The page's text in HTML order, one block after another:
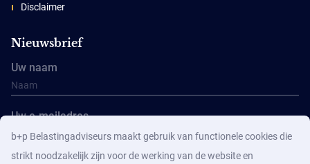
Disclaimer
Nieuwsbrief
Uw naam
Uw e-mailadres
b+p Belastingadviseurs maakt gebruik van functionele cookies die
strikt noodzakelijk zijn voor de werking van de website en